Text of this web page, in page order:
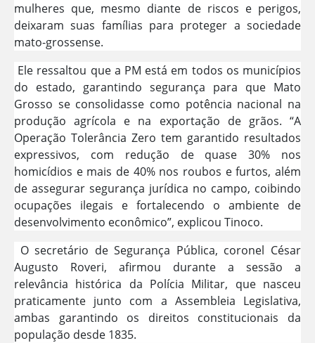
mulheres que, mesmo diante de riscos e perigos,
deixaram suas famílias para proteger a sociedade
mato-grossense.
Ele ressaltou que a PM está em todos os municípios
do estado, garantindo segurança para que Mato
Grosso se consolidasse como potência nacional na
produção agrícola e na exportação de grãos. “A
Operação Tolerância Zero tem garantido resultados
expressivos, com redução de quase 30% nos
homicídios e mais de 40% nos roubos e furtos, além
de assegurar segurança jurídica no campo, coibindo
ocupações ilegais e fortalecendo o ambiente de
desenvolvimento econômico”, explicou Tinoco.
O secretário de Segurança Pública, coronel César
Augusto Roveri, afirmou durante a sessão a
relevância histórica da Polícia Militar, que nasceu
praticamente junto com a Assembleia Legislativa,
ambas garantindo os direitos constitucionais da
população desde 1835.